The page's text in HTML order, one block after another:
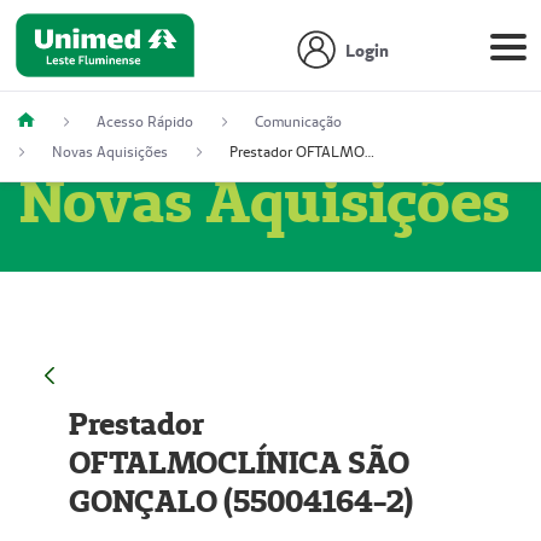
Login
Acesso Rápido
Comunicação
Novas Aquisições
Prestador OFTALMOCLÍNICA SÃO GONÇALO (55004164-2)
Novas Aquisições
Prestador
OFTALMOCLÍNICA SÃO
GONÇALO (55004164-2)